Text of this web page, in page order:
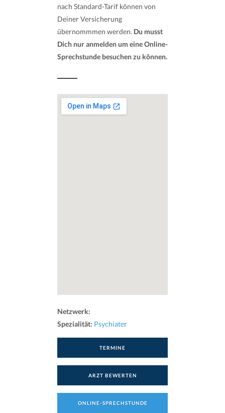
nach Standard-Tarif können von
Deiner Versicherung
übernommmen werden. Du musst
Dich nur anmelden um eine Online-
Sprechstunde besuchen zu können.
Netzwerk:
Spezialität: Psychiater
TERMINE
ARZT BEWERTEN
ONLINE-SPRECHSTUNDE